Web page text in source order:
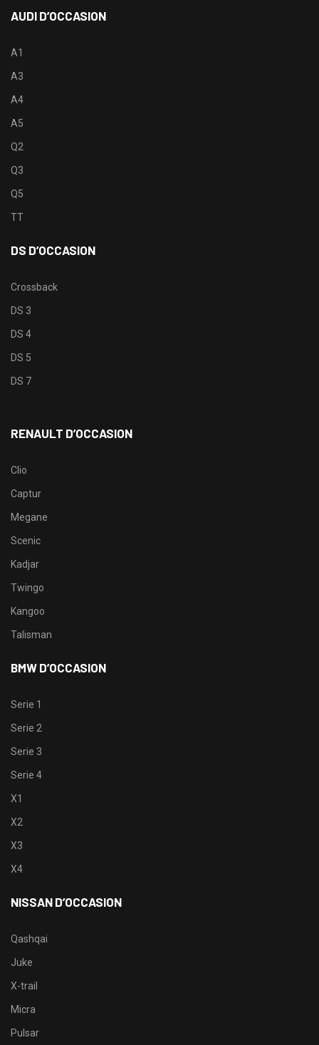
AUDI D’OCCASION
A1
A3
A4
A5
Q2
Q3
Q5
TT
DS D’OCCASION
Crossback
DS 3
DS 4
DS 5
DS 7
RENAULT D’OCCASION
Clio
Captur
Megane
Scenic
Kadjar
Twingo
Kangoo
Talisman
BMW D’OCCASION
Serie 1
Serie 2
Serie 3
Serie 4
X1
X2
X3
X4
NISSAN D’OCCASION
Qashqai
Juke
X-trail
Micra
Pulsar